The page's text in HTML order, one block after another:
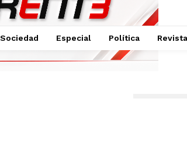
Sociedad Especial Política